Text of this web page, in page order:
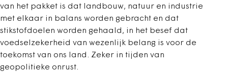
van het pakket is dat landbouw, natuur en industrie
met elkaar in balans worden gebracht en dat
stikstofdoelen worden gehaald, in het besef dat
voedselzekerheid van wezenlijk belang is voor de
toekomst van ons land. Zeker in tijden van
geopolitieke onrust.